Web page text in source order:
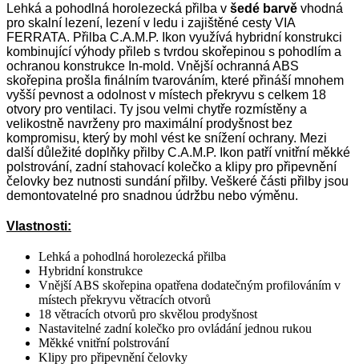
Lehká a pohodlná horolezecká přilba v šedé barvě vhodná
pro skalní lezení, lezení v ledu i zajištěné cesty VIA
FERRATA. Přilba C.A.M.P. Ikon využívá hybridní konstrukci
kombinující výhody přileb s tvrdou skořepinou s pohodlím a
ochranou konstrukce In-mold. Vnější ochranná ABS
skořepina prošla finálním tvarováním, které přináší mnohem
vyšší pevnost a odolnost v místech překryvu s celkem 18
otvory pro ventilaci. Ty jsou velmi chytře rozmístěny a
velikostně navrženy pro maximální prodyšnost bez
kompromisu, který by mohl vést ke snížení ochrany. Mezi
další důležité doplňky přilby C.A.M.P. Ikon patří vnitřní měkké
polstrování, zadní stahovací kolečko a klipy pro připevnění
čelovky bez nutnosti sundání přilby. Veškeré části přilby jsou
demontovatelné pro snadnou údržbu nebo výměnu.
Vlastnosti:
Lehká a pohodlná horolezecká přilba
Hybridní konstrukce
Vnější ABS skořepina opatřena dodatečným profilováním v
místech překryvu větracích otvorů
18 větracích otvorů pro skvělou prodyšnost
Nastavitelné zadní kolečko pro ovládání jednou rukou
Měkké vnitřní polstrování
Klipy pro připevnění čelovky